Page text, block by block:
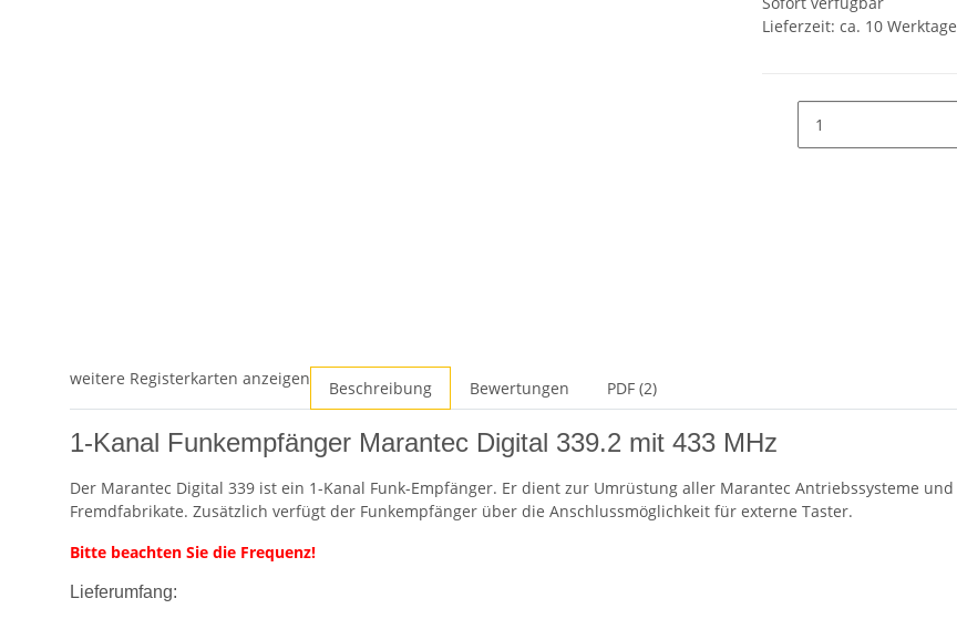
Lieferzeit: ca. 10 Werktage
weitere Registerkarten anzeigen Beschreibung Bewertungen PDF (2)
1-Kanal Funkempfänger Marantec Digital 339.2 mit 433 MHz
Der Marantec Digital 339 ist ein 1-Kanal Funk-Empfänger. Er dient zur Umrüstung aller Marantec Antriebssysteme und
Fremdfabrikate. Zusätzlich verfügt der Funkempfänger über die Anschlussmöglichkeit für externe Taster.
Bitte beachten Sie die Frequenz!
Lieferumfang: